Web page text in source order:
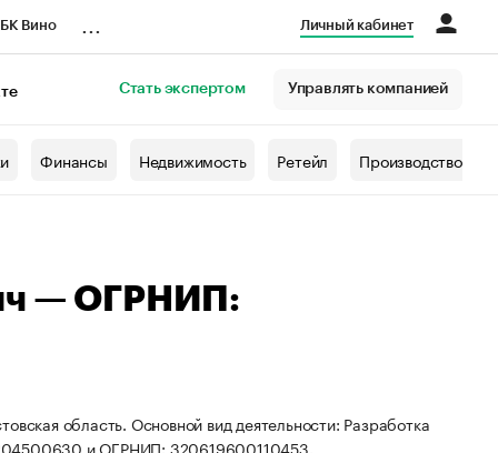
Вино Личный кабинет
Стать экспертом Управлять компанией
Финансы Недвижимость Ретейл Производство
— ОГРНИП:
область. Основной вид деятельности: Разработка
и ОГРНИП: 320619600110453.